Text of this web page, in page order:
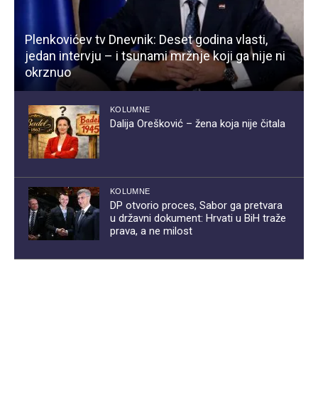
Plenkovićev tv Dnevnik: Deset godina vlasti,
jedan intervju – i tsunami mržnje koji ga nije ni
okrznuo
KOLUMNE
Dalija Orešković – žena koja nije čitala
KOLUMNE
DP otvorio proces, Sabor ga pretvara
u državni dokument: Hrvati u BiH traže
prava, a ne milost